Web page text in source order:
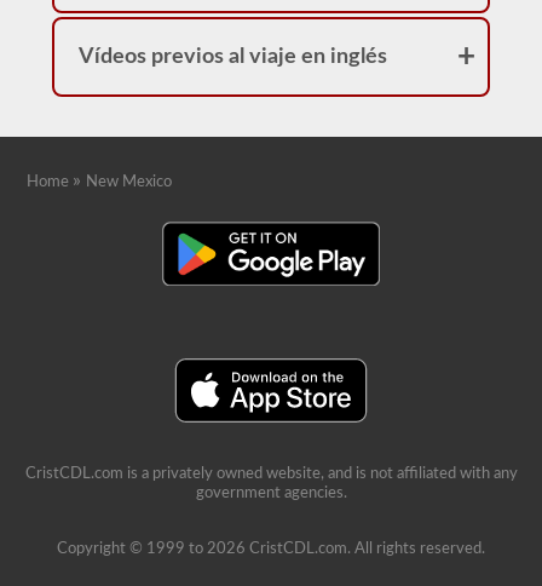
Vídeos previos al viaje en inglés
Home » New Mexico
CristCDL.com is a privately owned website, and is not affiliated with any
government agencies.
Copyright © 1999 to 2026 CristCDL.com. All rights reserved.